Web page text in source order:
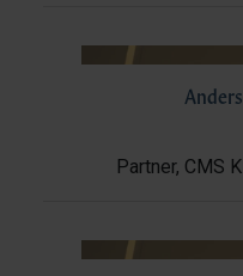
Partner, CMS